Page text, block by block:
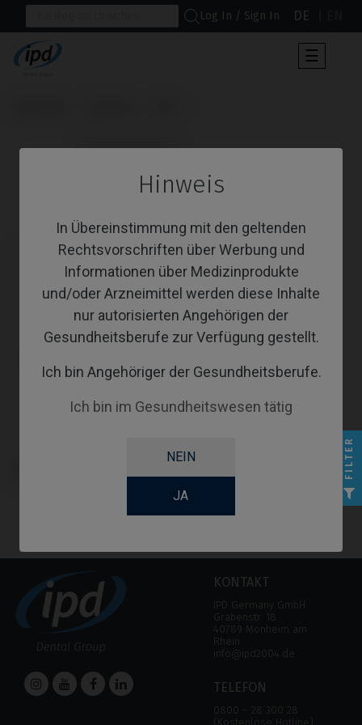
Hinweis
In Übereinstimmung mit den geltenden
Rechtsvorschriften über Werbung und
Informationen über Medizinprodukte
und/oder Arzneimittel werden diese Inhalte
nur autorisierten Angehörigen der
Gesundheitsberufe zur Verfügung gestellt.
Ich bin Angehöriger der Gesundheitsberufe.
Ich bin im Gesundheitswesen tätig
NEIN
JA
Log In / Sign In DE
der
☰
                      Schraubendreher
KONTAKT
IPD Germany GmbH
Grabenstr. 18
40789 Monheim am
Rhein
info@ipd2004.de
TELEFON
0800 – 28 300 28
(Kostenlose Hotline)
FILTER